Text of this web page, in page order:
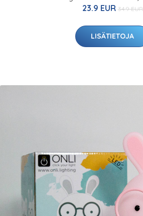
23.9 EUR 34.9 EUR
LISÄTIETOJA